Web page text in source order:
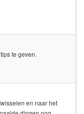
te geven.
en naar het